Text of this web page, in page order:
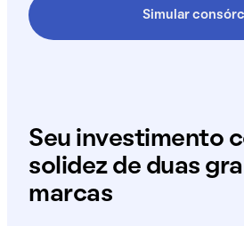
Simular
Seu investimento
solidez de duas
marcas